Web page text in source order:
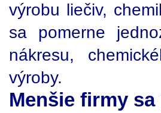
výrobu liečiv,
sa pomerne
nákresu,
výroby.
Menšie firmy